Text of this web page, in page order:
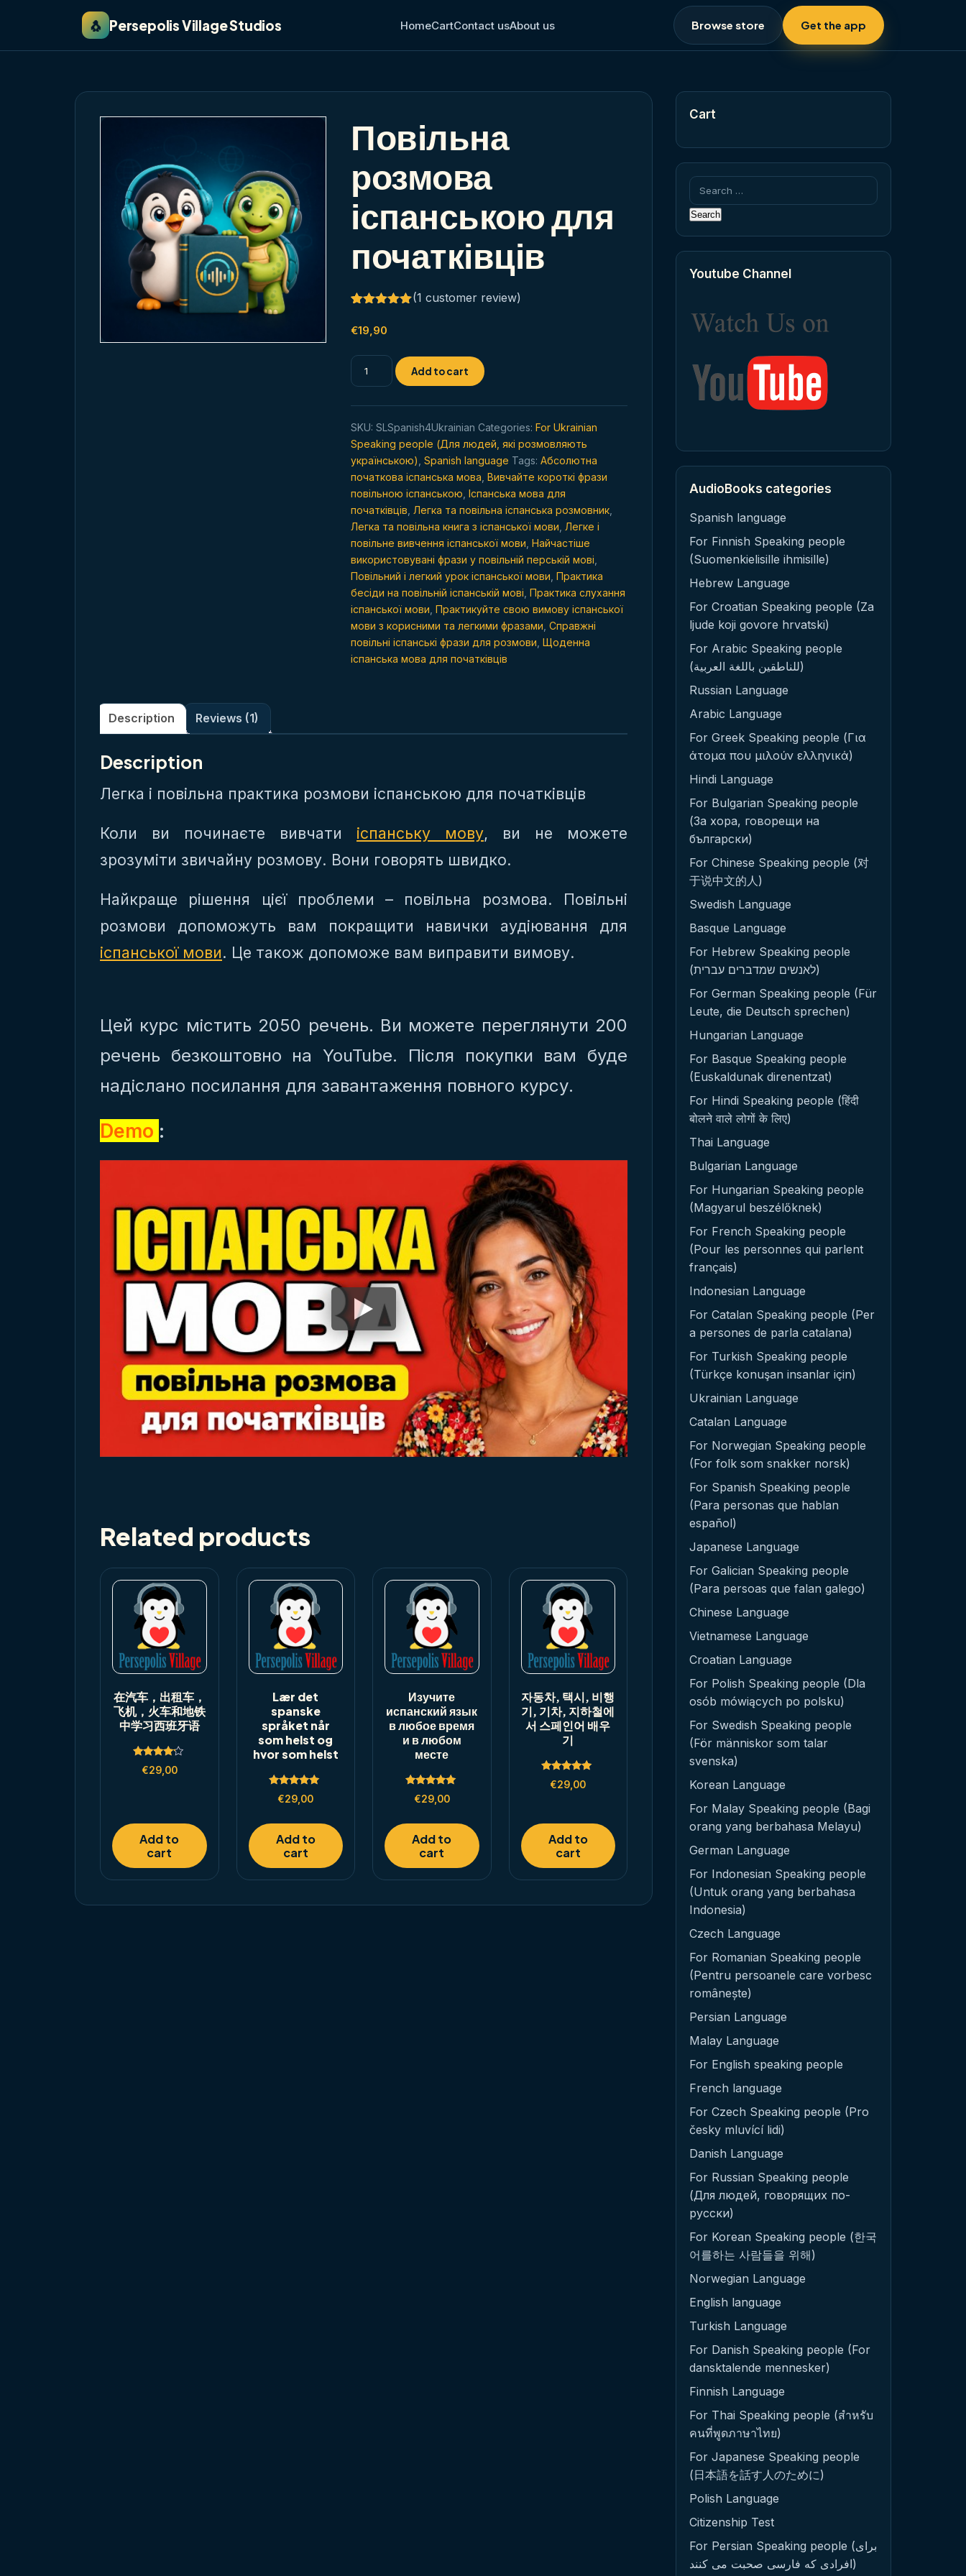
🐧 Persepolis Village Studios HomeCartContact usAbout us Browse store Get the app
Повільна
розмова
іспанською для
початківців
out of 5
based on
rating
(1 customer review)
€19,90
Повільна
розмова
початківців
quantity
Add to cart
SKU: SLSpanish4Ukrainian Categories: For Ukrainian
Speaking people (Для людей, які розмовляють
українською) Spanish language Tags: Абсолютна
початкова іспанська мова Вивчайте короткі фрази
повільною іспанською Іспанська мова для
початківців Легка та повільна іспанська розмовник
Легка та повільна книга з іспанської мови Легке і
повільне вивчення іспанської мови Найчастіше
використовувані фрази у повільній перській мові
Повільний і легкий урок іспанської мови Практика
бесіди на повільній іспанській мові Практика слухання
іспанської мови Практикуйте свою вимову іспанської
мови з корисними та легкими фразами Справжні
повільні іспанські фрази для розмови Щоденна
іспанська мова для початківців
Description Reviews (1)
Description
Легка і повільна практика розмови іспанською для початківців
Коли ви починаєте вивчати іспанську мову, ви не можете
зрозуміти звичайну розмову. Вони говорять швидко.
Найкраще рішення цієї проблеми – повільна розмова. Повільні
розмови допоможуть вам покращити навички аудіювання для
іспанської мови. Це також допоможе вам виправити вимову.
Цей курс містить 2050 речень. Ви можете переглянути 200
речень безкоштовно на YouTube. Після покупки вам буде
надіслано посилання для завантаження повного курсу.
Demo :
Related products
在汽车，出租车，
飞机，火车和地铁
中学习西班牙语
Rated
4.00
€29,00
Add to
cart
Lær det
spanske
språket når
som helst og
hvor som helst
Rated
5.00
€29,00
Add to
cart
Изучите
испанский язык
в любое время
и в любом
месте
Rated
5.00
€29,00
Add to
cart
자동차, 택시, 비행
기, 기차, 지하철에
서 스페인어 배우
기
Rated
5.00
€29,00
Add to
cart
Cart
Search
for:
Youtube Channel
AudioBooks categories
Spanish language
For Finnish Speaking people
(Suomenkielisille ihmisille)
Hebrew Language
For Croatian Speaking people (Za
ljude koji govore hrvatski)
For Arabic Speaking people
(للناطقين باللغة العربية)
Russian Language
Arabic Language
For Greek Speaking people (Για
άτομα που μιλούν ελληνικά)
Hindi Language
For Bulgarian Speaking people
(За хора, говорещи на
български)
For Chinese Speaking people (对
于说中文的人)
Swedish Language
Basque Language
For Hebrew Speaking people
(לאנשים שמדברים עברית)
For German Speaking people (Für
Leute, die Deutsch sprechen)
Hungarian Language
For Basque Speaking people
(Euskaldunak direnentzat)
For Hindi Speaking people (हिंदी
बोलने वाले लोगों के लिए)
Thai Language
Bulgarian Language
For Hungarian Speaking people
(Magyarul beszélőknek)
For French Speaking people
(Pour les personnes qui parlent
français)
Indonesian Language
For Catalan Speaking people (Per
a persones de parla catalana)
For Turkish Speaking people
(Türkçe konuşan insanlar için)
Ukrainian Language
Catalan Language
For Norwegian Speaking people
(For folk som snakker norsk)
For Spanish Speaking people
(Para personas que hablan
español)
Japanese Language
For Galician Speaking people
(Para persoas que falan galego)
Chinese Language
Vietnamese Language
Croatian Language
For Polish Speaking people (Dla
osób mówiących po polsku)
For Swedish Speaking people
(För människor som talar
svenska)
Korean Language
For Malay Speaking people (Bagi
orang yang berbahasa Melayu)
German Language
For Indonesian Speaking people
(Untuk orang yang berbahasa
Indonesia)
Czech Language
For Romanian Speaking people
(Pentru persoanele care vorbesc
românește)
Persian Language
Malay Language
For English speaking people
French language
For Czech Speaking people (Pro
česky mluvící lidi)
Danish Language
For Russian Speaking people
(Для людей, говорящих по-
русски)
For Korean Speaking people (한국
어를하는 사람들을 위해)
Norwegian Language
English language
Turkish Language
For Danish Speaking people (For
dansktalende mennesker)
Finnish Language
For Thai Speaking people (สำหรับ
คนที่พูดภาษาไทย)
For Japanese Speaking people
(日本語を話す人のために)
Polish Language
Citizenship Test
For Persian Speaking people (برای
افرادی که فارسی صحبت می کنند)